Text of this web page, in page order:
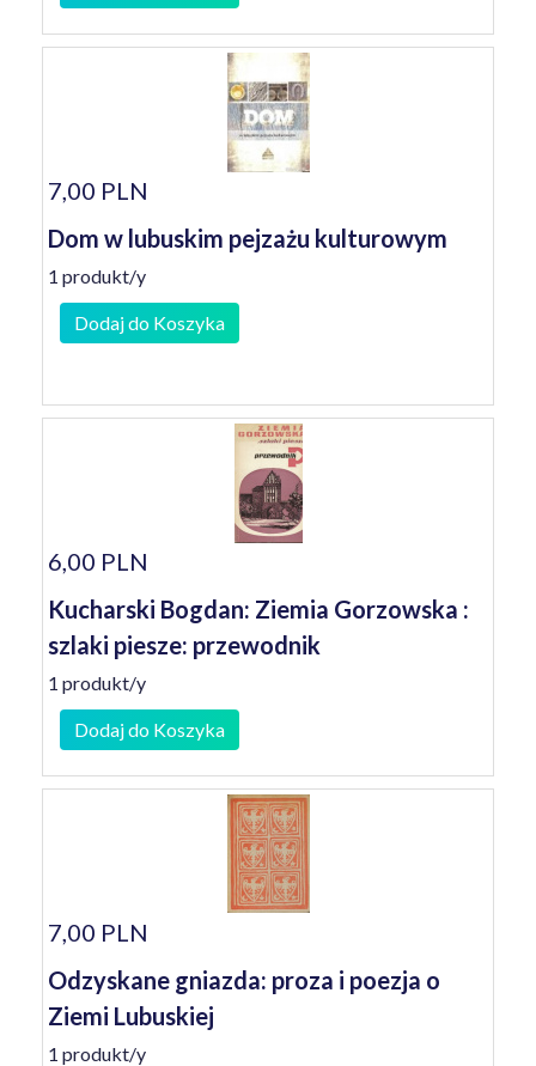
7,00 PLN
Dom w lubuskim pejzażu kulturowym
1 produkt/y
Dodaj do Koszyka
6,00 PLN
Kucharski Bogdan: Ziemia Gorzowska :
szlaki piesze: przewodnik
1 produkt/y
Dodaj do Koszyka
7,00 PLN
Odzyskane gniazda: proza i poezja o
Ziemi Lubuskiej
1 produkt/y